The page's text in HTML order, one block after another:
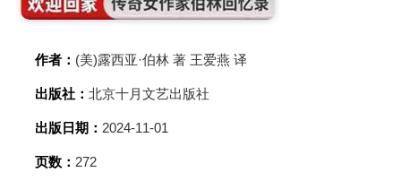
作者： (美)露西亚·伯林 著 王爱燕 译
出版社： 北京十月文艺出版社
出版日期： 2024-11-01
页数： 272